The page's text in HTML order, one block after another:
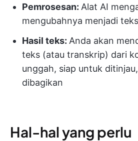
Pemrosesan: Alat AI
mengubahnya menjadi teks
Hasil teks: Anda akan
teks (atau transkrip) dari
unggah, siap untuk
dibagikan
Hal-hal yang perlu